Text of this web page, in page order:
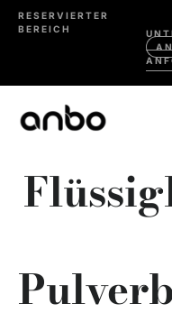
RESERVIERTER
BEREICH